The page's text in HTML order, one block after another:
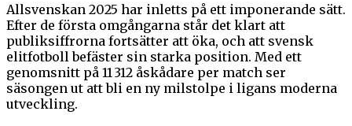
Allsvenskan 2025 har inletts på ett imponerande sätt.
Efter de första omgångarna står det klart att
publiksiffrorna fortsätter att öka, och att svensk
elitfotboll befäster sin starka position. Med ett
genomsnitt på 11 312 åskådare per match ser
säsongen ut att bli en ny milstolpe i ligans moderna
utveckling.